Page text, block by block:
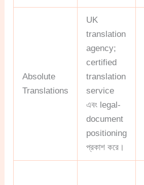
Absolute
Translations
UK
translation
agency;
certified
translation
service
এবং legal-
document
positioning
প্রকাশ করে।